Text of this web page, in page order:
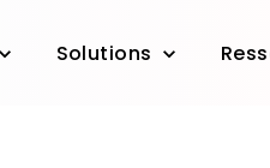
Solutions